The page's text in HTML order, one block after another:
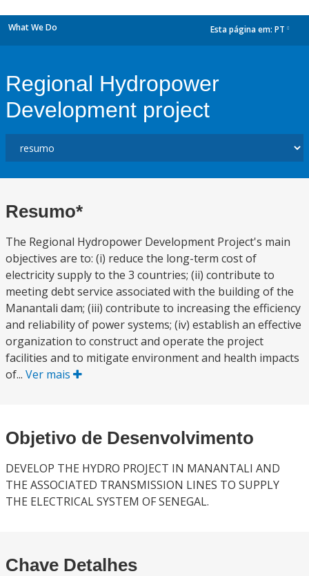
What We Do Esta página em: PT
Regional Hydropower
Development project
Resumo*
The Regional Hydropower Development Project's main
objectives are to: (i) reduce the long-term cost of
electricity supply to the 3 countries; (ii) contribute to
meeting debt service associated with the building of the
Manantali dam; (iii) contribute to increasing the efficiency
and reliability of power systems; (iv) establish an effective
organization to construct and operate the project
facilities and to mitigate environment and health impacts
of... Ver mais
Objetivo de Desenvolvimento
DEVELOP THE HYDRO PROJECT IN MANANTALI AND
THE ASSOCIATED TRANSMISSION LINES TO SUPPLY
THE ELECTRICAL SYSTEM OF SENEGAL.
Chave Detalhes